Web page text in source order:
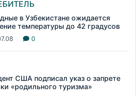
в Узбекистане ожидается
температуры до 42 градусов
0
США подписал указ о запрете
«родильного туризма»